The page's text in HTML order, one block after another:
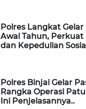
Polres Langkat
Awal Tahun,
dan Kepedulian Sosial
Polres Binjai Gelar
Rangka Operasi
Ini Penjelasannya..